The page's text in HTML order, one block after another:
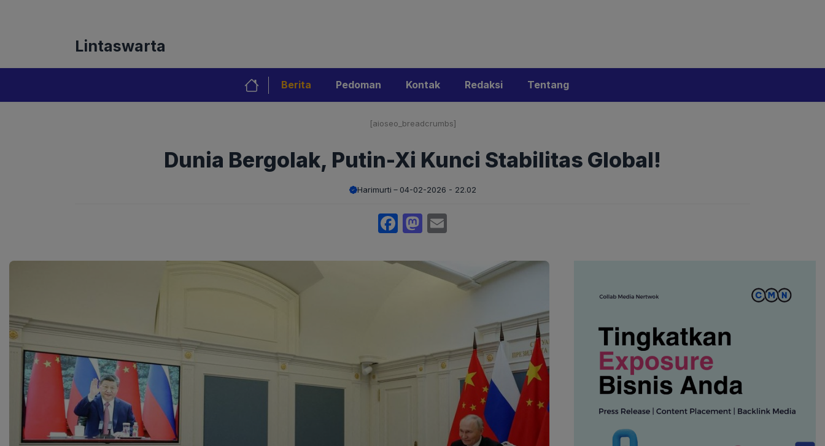
Lintaswarta
Berita Pedoman Kontak Redaksi Tentang
[aioseo_breadcrumbs]
Dunia Bergolak, Putin-Xi Kunci Stabilitas Global!
Harimurti 04-02-2026 - 22.02
Facebook
Mastodon